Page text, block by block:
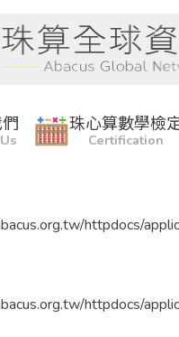
JPEG data: 68
httpdocs/
httpdocs/
珠心算數學檢
Certification